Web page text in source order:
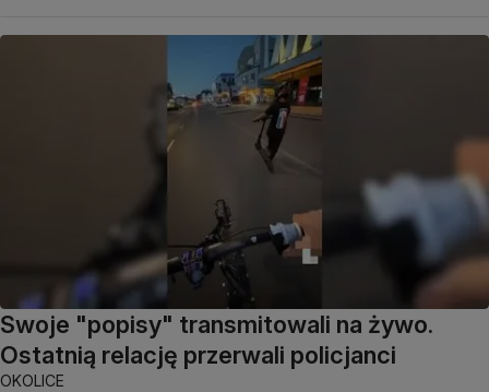
Swoje "popisy" transmitowali na żywo.
Ostatnią relację przerwali policjanci
OKOLICE